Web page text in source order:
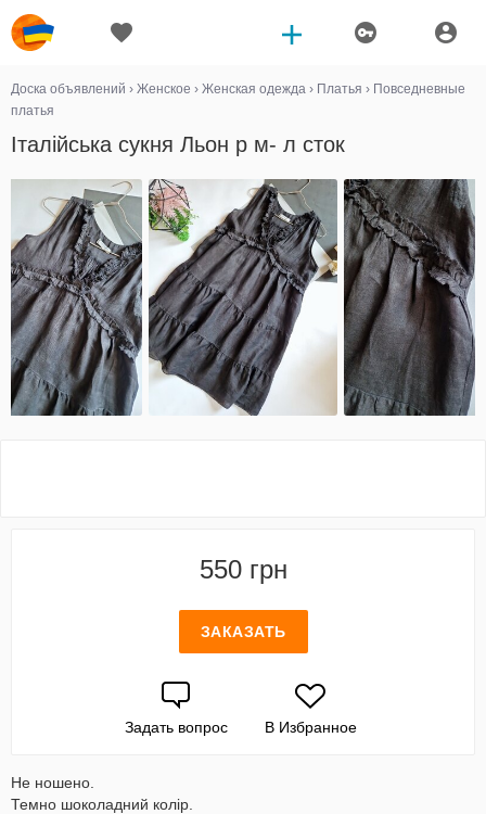
Доска объявлений › Женское › Женская одежда › Платья › Повседневные
платья
Італійська сукня Льон р м- л сток
550 грн
ЗАКАЗАТЬ
Задать вопрос В Избранное
Не ношено.
Темно шоколадний колір.